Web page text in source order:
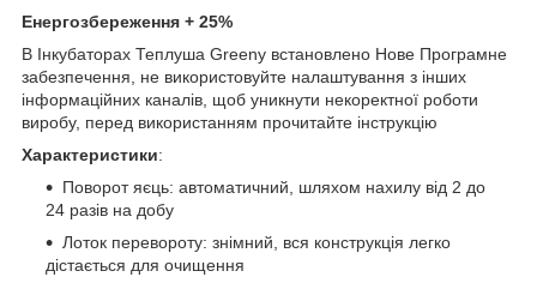
Енергозбереження + 25%
В Інкубаторах Теплуша Greeny встановлено Нове Програмне
забезпечення, не використовуйте налаштування з інших
інформаційних каналів, щоб уникнути некоректної роботи
виробу, перед використанням прочитайте інструкцію
Характеристики:
Поворот яєць: автоматичний, шляхом нахилу від 2 до
24 разів на добу
Лоток перевороту: знімний, вся конструкція легко
дістається для очищення